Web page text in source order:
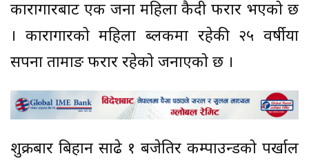
कारागारबाट एक जना महिला कैदी फरार भएको छ
। कारागारको महिला ब्लकमा रहेकी २५ वर्षीया
सपना तामाङ फरार रहेको जनाएको छ ।
शुक्रबार बिहान साढे १ बजेतिर कम्पाउन्डको पर्खाल